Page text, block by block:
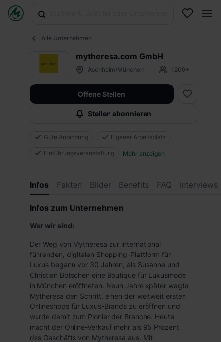
Alle Unternehmen
mytheresa.com GmbH
Aschheim/München 1200+
Offene Stellen
Stellen abonnieren
Gute Anbindung Eigener Arbeitsplatz
Einführungsveranstaltung Mehr anzeigen
Infos Fakten Bilder Benefits FAQ Interviews
Infos zum Unternehmen
Wer wir sind:
Der Weg von Mytheresa zur international
führenden, digitalen Shopping-Plattform für
Luxus begann vor 30 Jahren, als Susanne und
Christian Botschen eine Boutique für Luxusmode
in München eröffneten. Neun Jahre später wagte
Mytheresa den Schritt, einen der weltweit ersten
Onlineshops für Luxus-Brands zu eröffnen und
wurde damit zum Pionier der Branche. Heute
macht der Online-Verkauf mehr als 95 Prozent
des Geschäfts von Mytheresa aus. Mit